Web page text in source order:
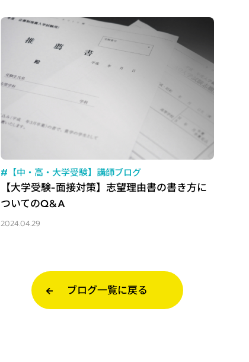
#【中・高・大学受験】講師ブログ
【大学受験-面接対策】志望理由書の書き方に
ついてのQ&A
2024.04.29
ブログ一覧に戻る